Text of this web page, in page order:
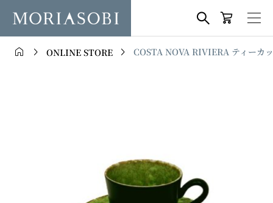

  ONLINE STORE  COSTA NOVA RIVIERA ティーカ